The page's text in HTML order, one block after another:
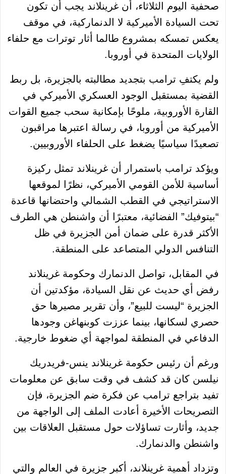
صحفية اليوم الثلاثاء، أن غرينلاند يجب أن تكون
تحت السيادة الأميركية لا الدنماركية، في موقف
يعكس تمسكه بمشروع طالما أثار توترات مع حلفاء
الولايات المتحدة في أوروبا.
ولم يكتفِ ترامب بتجديد مطالبته بالجزيرة، بل ربط
القضية بمستقبل الوجود العسكري الأميركي في
القارة الأوروبية، ملوحًا بإمكانية سحب جميع القوات
الأميركية من أوروبا، في رسالة اعتبرها مراقبون
تصعيدًا سياسيًا يضغط على الحلفاء الأوروبيين.
ويؤكد ترامب باستمرار أن غرينلاند تمثل ركيزة
أساسية للأمن القومي الأميركي، نظرًا لموقعها
الاستراتيجي في القطب الشمالي واحتضانها قاعدة
“بيتوفيك” الفضائية، معتبرًا أن واشنطن هي الطرف
الأكثر قدرة على ضمان أمن الجزيرة في ظل
التنافس الدولي المتصاعد على المنطقة.
في المقابل، تواصل الدنمارك وحكومة غرينلاند
رفض أي حديث عن نقل السيادة، مؤكدتين أن
الجزيرة “ليست للبيع”، وأن تقرير مصيرها حق
حصري لسكانها، بينما عززت كوبنهاغن وجودها
الدفاعي في المنطقة لمواجهة أي ضغوط خارجية.
ورغم أن رئيس حكومة غرينلاند ينس-فريدريك
نيلسن كان قد كشف في وقت سابق عن معلومات
تفيد بتراجع ترامب عن فكرة ضم الجزيرة، فإن
التصريحات الأخيرة أعادت الملف إلى الواجهة من
جديد، وأثارت تساؤلات حول مستقبل العلاقات بين
واشنطن والدنمارك.
وتزداد أهمية غرينلاند، أكبر جزيرة في العالم والتي